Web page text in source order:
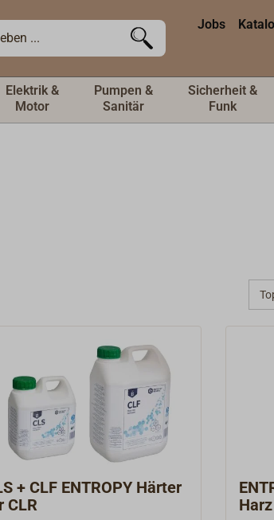
Jobs
Elektrik &
Motor
Pumpen &
Sanitär
Sicherheit &
Funk
+ CLF ENTROPY Härter
CLR